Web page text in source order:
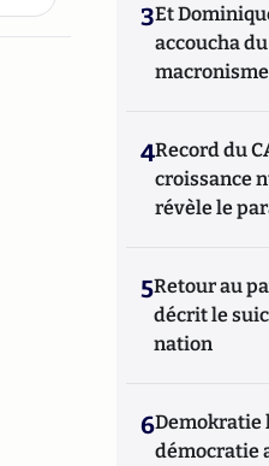
3Et
accoucha
macronisme
4Record du
croissance
révèle le
5Retour au
décrit le
nation
6Demokratie
démocratie